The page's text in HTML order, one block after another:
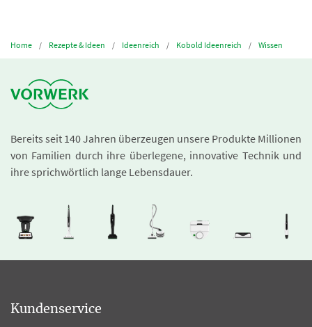
Home Rezepte & Ideen Ideenreich Kobold Ideenreich Wissen
Bereits seit 140 Jahren überzeugen unsere Produkte Millionen
von Familien durch ihre überlegene, innovative Technik und
ihre sprichwörtlich lange Lebensdauer.
Kundenservice